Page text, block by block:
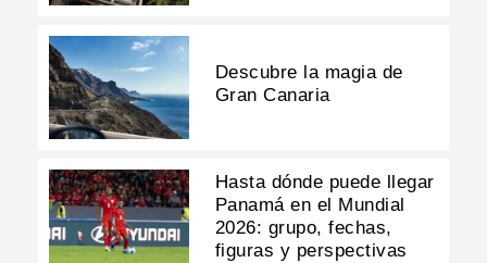
Descubre la magia de
Gran Canaria
Hasta dónde puede llegar
Panamá en el Mundial
2026: grupo, fechas,
figuras y perspectivas